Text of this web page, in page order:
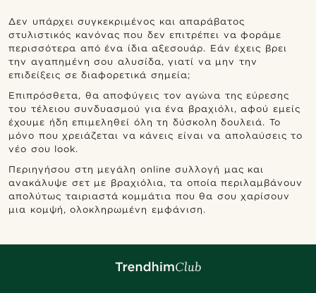
Δεν υπάρχει συγκεκριμένος και απαράβατος
στυλιστικός κανόνας που δεν επιτρέπει να φοράμε
περισσότερα από ένα ίδια αξεσουάρ. Εάν έχεις βρει
την αγαπημένη σου αλυσίδα, γιατί να μην την
επιδείξεις σε διαφορετικά σημεία;
Επιπρόσθετα, θα αποφύγεις τον αγώνα της εύρεσης
του τέλειου συνδυασμού για ένα βραχιόλι, αφού εμείς
έχουμε ήδη επιμεληθεί όλη τη δύσκολη δουλειά. Το
μόνο που χρειάζεται να κάνεις είναι να απολαύσεις το
νέο σου look.
Περιηγήσου στη μεγάλη online συλλογή μας και
ανακάλυψε σετ με βραχιόλια, τα οποία περιλαμβάνουν
απολύτως ταιριαστά κομμάτια που θα σου χαρίσουν
μια κομψή, ολοκληρωμένη εμφάνιση.